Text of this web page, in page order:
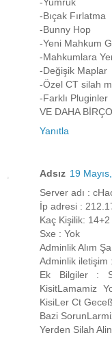
-Yumruk
-Bıçak Fırlatma
-Bunny Hop
-Yeni Mahkum
-Mahkumlara
-Değişik Maplar
-Özel CT silah
-Farklı Pluginler
VE DAHA
Yanıtla
Adsız 19
Server adı :
İp adresi :
Kaç Kişilik: 14+2
Sxe : Yok
Adminlik Alım
Adminlik iletişim
Ek Bilgiler :
KisitLamamiz
KisiLer Ct
Bazi
Yerden Silah